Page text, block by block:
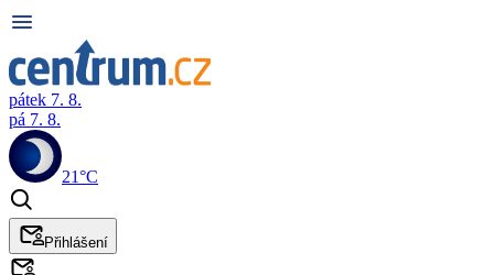
pátek 7. 8.
pá 7. 8.
21°C
Přihlášení